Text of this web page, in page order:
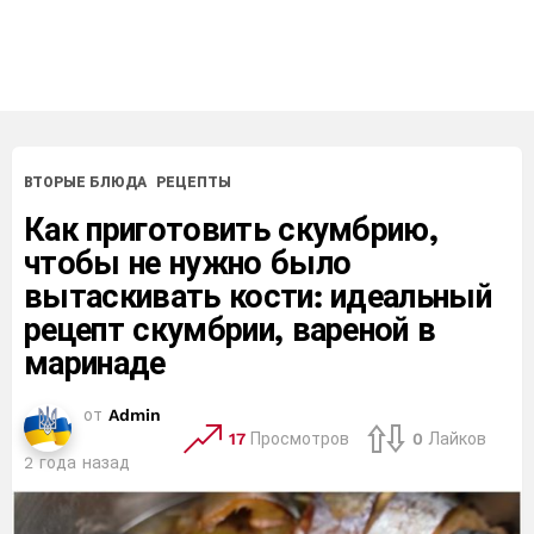
ВТОРЫЕ БЛЮДА РЕЦЕПТЫ
Как приготовить скумбрию,
чтобы не нужно было
вытаскивать кости: идеальный
рецепт скумбрии, вареной в
маринаде
от Admin
2 года назад
17 Просмотров 0 Лайков